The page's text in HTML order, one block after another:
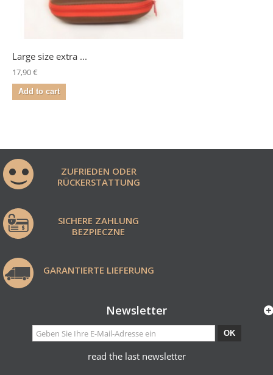
Large size extra ...
17,90 €
Add to cart
ZUFRIEDEN ODER
RÜCKERSTATTUNG
SICHERE ZAHLUNG
BEZPIECZNE
GARANTIERTE LIEFERUNG
Newsletter
OK
read the last newsletter